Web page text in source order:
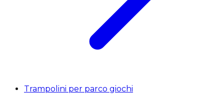
Trampolini per parco giochi